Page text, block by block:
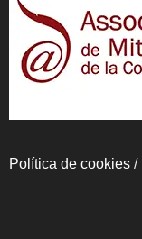
Política de cookies /